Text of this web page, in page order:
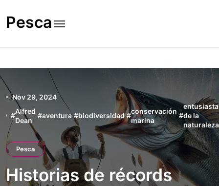
to
content
Pesca
Nov 29, 2024
#
Alfred
Dean
#aventura #biodiversidad #
conservación
marina
#de la
naturaleza
Pesca
Historias de récords